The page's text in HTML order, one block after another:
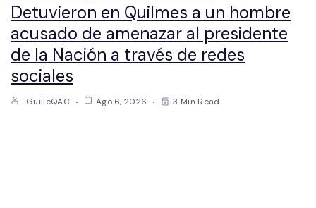
Detuvieron en Quilmes a un hombre
acusado de amenazar al presidente
de la Nación a través de redes
sociales
GuilleQAC Ago 6, 2026 3 Min Read